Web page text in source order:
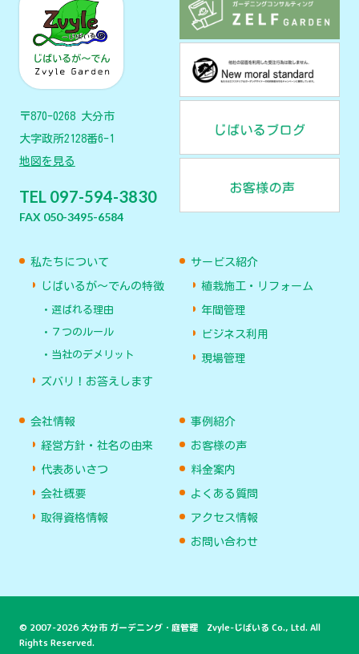
〒870-0268 大分市
大字政所2128番6-1
地図を見る
TEL 097-594-3830
FAX 050-3495-6584
私たちについて
じばいるが〜でんの特徴
選ばれる理由
７つのルール
当社のデメリット
ズバリ！お答えします
サービス紹介
植栽施工・リフォーム
年間管理
ビジネス利用
現場管理
会社情報
経営方針・社名の由来
代表あいさつ
会社概要
取得資格情報
事例紹介
お客様の声
料金案内
よくある質問
アクセス情報
お問い合わせ
© 2007-2026 大分市 ガーデニング・庭管理 Zvyle-じばいる Co., Ltd. All
Rights Reserved.